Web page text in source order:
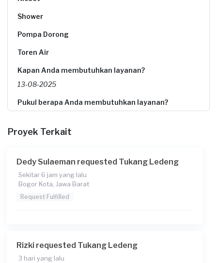
Shower
Pompa Dorong
Toren Air
Kapan Anda membutuhkan layanan?
13-08-2025
Pukul berapa Anda membutuhkan layanan?
Berapa budget total untuk layanan ini?
Transaksi)
Proyek Terkait
Dedy Sulaeman requested Tukang Ledeng
Sekitar 6 jam yang lalu
Bogor Kota, Jawa Barat
Request Fulfilled
Rizki requested Tukang Ledeng
3 hari yang lalu